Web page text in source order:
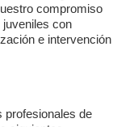
compromiso
con
e intervención
profesionales de